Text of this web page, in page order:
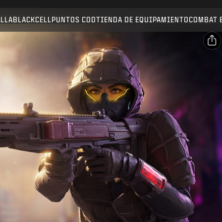
BLACKCELL PUNTOS CODTIENDA DE EQUIPAMIENTO COMBAT
ENVIAR
CONFIRMAR COMPRA
CANCELAR
Activision puede actualizar, sustituir o eliminar este
contenido del juego en cualquier momento.
X
Copiar enlace